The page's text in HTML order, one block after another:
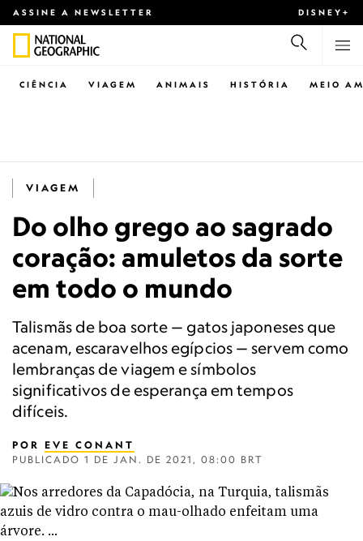
ASSINE A NEWSLETTER DISNEY+
CIÊNCIA VIAGEM ANIMAIS HISTÓRIA MEIO
VIAGEM
Do olho grego ao sagrado
coração: amuletos da sorte
em todo o mundo
Talismãs de boa sorte — gatos japoneses que
acenam, escaravelhos egípcios — servem como
lembranças de viagem e símbolos
significativos de esperança em tempos
difíceis.
POR EVE CONANT
PUBLICADO 1 DE JAN. DE 2021, 08:00 BRT